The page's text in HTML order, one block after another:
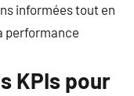
informées tout en
performance
KPIs pour